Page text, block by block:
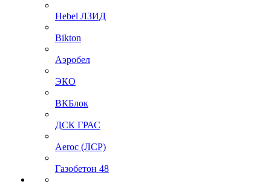
Hebel ЛЗИД
Bikton
Аэробел
ЭКО
ВКБлок
ДСК ГРАС
Aeroc (ЛСР)
Газобетон 48